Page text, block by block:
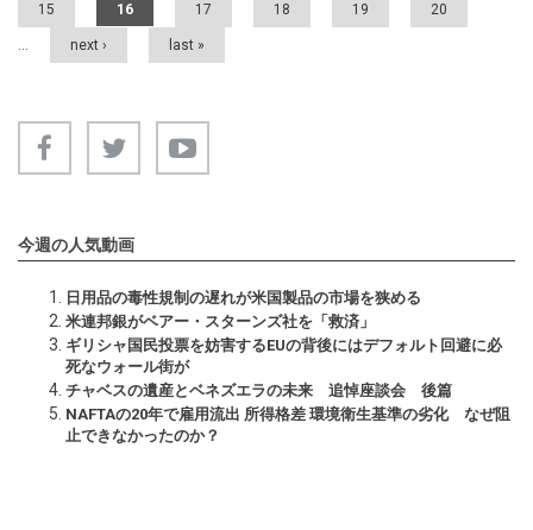
15 16 17 18 19 20
… next › last »
今週の人気動画
日用品の毒性規制の遅れが米国製品の市場を狭める
米連邦銀がベアー・スターンズ社を「救済」
ギリシャ国民投票を妨害するEUの背後にはデフォルト回避に必
死なウォール街が
チャベスの遺産とベネズエラの未来 追悼座談会 後篇
NAFTAの20年で雇用流出 所得格差 環境衛生基準の劣化 なぜ阻
止できなかったのか？